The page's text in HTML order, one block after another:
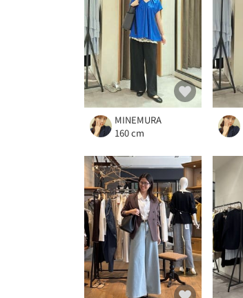
MINEMURA
160 cm